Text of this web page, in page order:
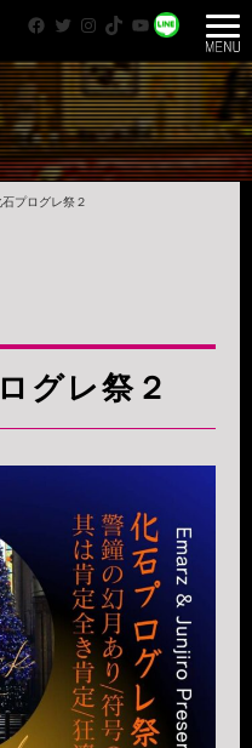
Facebook
Twitter
Instagram
TikTok
YouTube
WhatsApp
石プログレ祭２
グレ祭２